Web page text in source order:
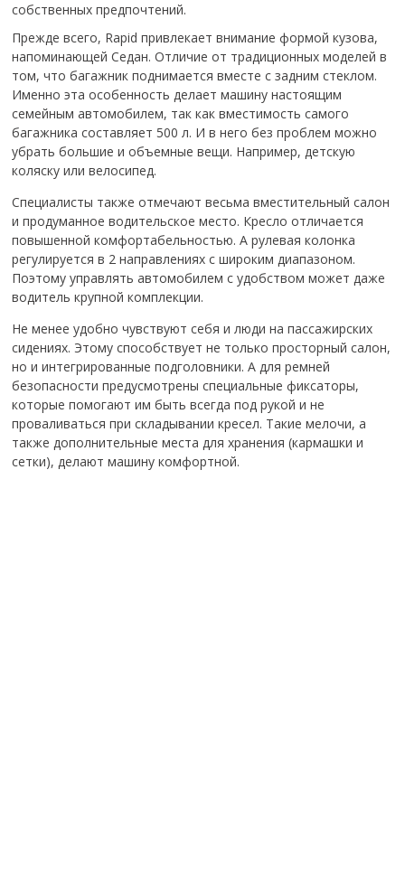
собственных предпочтений.
Прежде всего, Rapid привлекает внимание формой кузова,
напоминающей Седан. Отличие от традиционных моделей в
том, что багажник поднимается вместе с задним стеклом.
Именно эта особенность делает машину настоящим
семейным автомобилем, так как вместимость самого
багажника составляет 500 л. И в него без проблем можно
убрать большие и объемные вещи. Например, детскую
коляску или велосипед.
Специалисты также отмечают весьма вместительный салон
и продуманное водительское место. Кресло отличается
повышенной комфортабельностью. А рулевая колонка
регулируется в 2 направлениях с широким диапазоном.
Поэтому управлять автомобилем с удобством может даже
водитель крупной комплекции.
Не менее удобно чувствуют себя и люди на пассажирских
сидениях. Этому способствует не только просторный салон,
но и интегрированные подголовники. А для ремней
безопасности предусмотрены специальные фиксаторы,
которые помогают им быть всегда под рукой и не
проваливаться при складывании кресел. Такие мелочи, а
также дополнительные места для хранения (кармашки и
сетки), делают машину комфортной.